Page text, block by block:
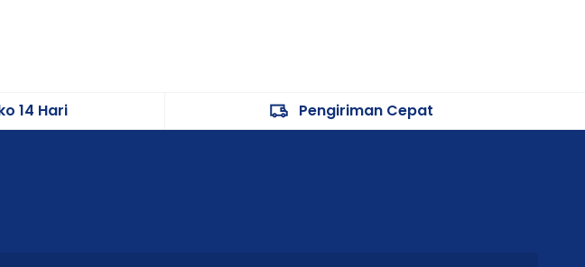
14 Hari Pengiriman Cepat